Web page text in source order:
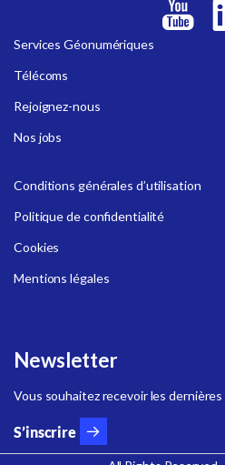
Services Géonumériques
Télécoms
Rejoignez-nous
Nos jobs
Conditions générales d’utilisation
Politique de confidentialité
Cookies
Mentions légales
Newsletter
Vous souhaitez recevoir les dernières
S’inscrire